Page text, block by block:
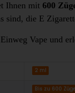
Ihnen mit 600
sind, die E
Vape und
2 ml
Bis zu 600